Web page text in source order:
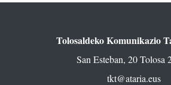
Tolosaldeko Komunikazio
San Esteban, 20 Tolosa
tkt@ataria.eus